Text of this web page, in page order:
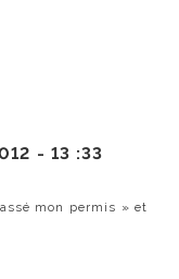
- 13 :33
mon permis » et